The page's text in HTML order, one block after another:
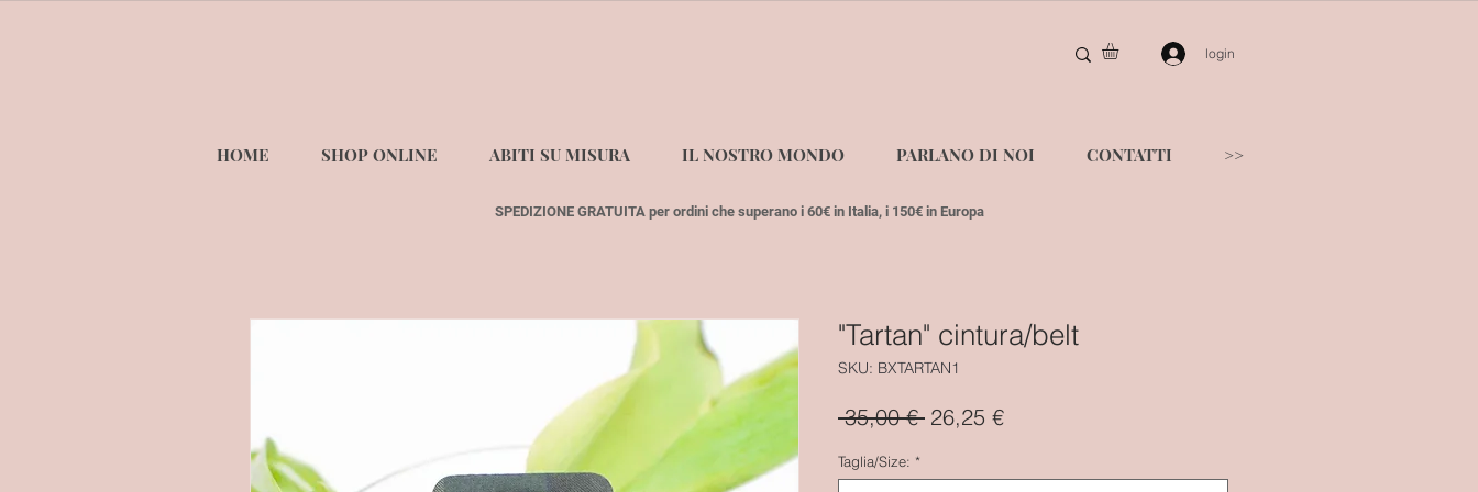
login
HOME SHOP ONLINE ABITI SU MISURA IL NOSTRO MONDO PARLANO DI NOI CONTATTI >>
SPEDIZIONE GRATUITA per ordini che superano i 60€ in Italia, i 150€ in Europa
"Tartan" cintura/belt
SKU: BXTARTAN1
35,00 € Prezzo
26,25 €Prezzo
Taglia/Size: *